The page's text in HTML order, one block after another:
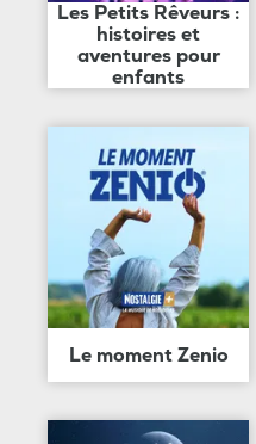
Les Petits Rêveurs :
histoires et
aventures pour
enfants
Le moment Zenio